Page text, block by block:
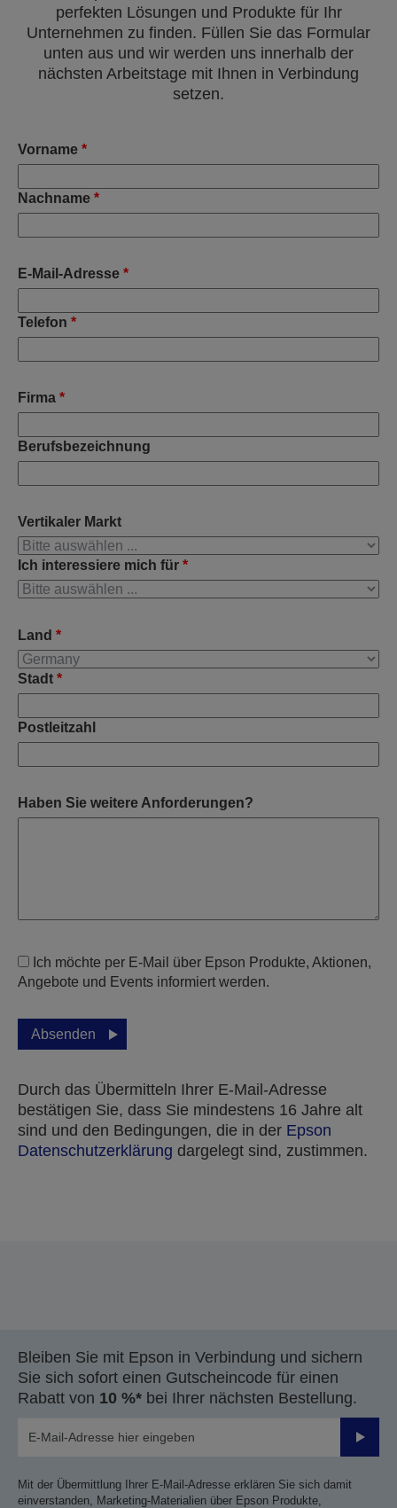
perfekten Lösungen und Produkte für Ihr
Unternehmen zu finden. Füllen Sie das Formular
unten aus und wir werden uns innerhalb der
nächsten Arbeitstage mit Ihnen in Verbindung
setzen.
Vorname *
Nachname *
E-Mail-Adresse *
Telefon *
Firma *
Berufsbezeichnung
Vertikaler Markt
Ich interessiere mich für *
Land *
Stadt *
Postleitzahl
Haben Sie weitere Anforderungen?
Ich möchte per E-Mail über Epson Produkte, Aktionen,
Angebote und Events informiert werden.
Absenden
Durch das Übermitteln Ihrer E-Mail-Adresse
bestätigen Sie, dass Sie mindestens 16 Jahre alt
sind und den Bedingungen, die in der Epson
Datenschutzerklärung dargelegt sind, zustimmen.
Bleiben Sie mit Epson in Verbindung und sichern
Sie sich sofort einen Gutscheincode für einen
Rabatt von 10 %* bei Ihrer nächsten Bestellung.
Mit der Übermittlung Ihrer E-Mail-Adresse erklären Sie sich damit
einverstanden, Marketing-Materialien über Epson Produkte,